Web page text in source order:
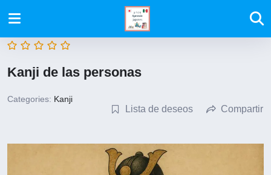
Kanji de las personas
Categories: Kanji
Lista de deseos Compartir